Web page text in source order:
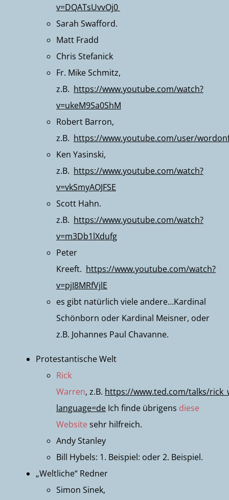
v=DQATsUvvOj0
Sarah Swafford.
Matt Fradd
Chris Stefanick
Fr. Mike Schmitz,
z.B. https://www.youtube.com/watch?
v=ukeM9Sa0ShM
Robert Barron,
z.B. https://www.youtube.com/user/
Ken Yasinski,
z.B. https://www.youtube.com/watch?
v=vkSmyAOJFSE
Scott Hahn.
z.B. https://www.youtube.com/watch?
v=m3Db1lXdufg
Peter
Kreeft. https://www.youtube.com/watch?
v=pjI8MRfVjlE
es gibt natürlich viele andere…Kardinal
Schönborn oder Kardinal Meisner, oder
z.B. Johannes Paul Chavanne.
Protestantische Welt
Rick
Warren, z.B. https://www.ted.com/talks/
language=de Ich finde übrigens diese
Website sehr hilfreich.
Andy Stanley
Bill Hybels: 1. Beispiel: oder2. Beispiel.
„Weltliche“ Redner
Simon Sinek,